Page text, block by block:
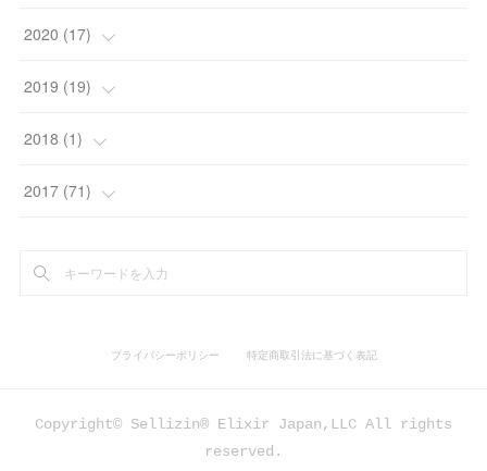
2)
(3)
4)
(3)
( 4)
(2
(1)
(4)
(4
4)
(3)
(2)
(1
(2)
2020 (17)
(2)
(4
(2)
2019 (19)
(4
(1)
)
2018 (1)
(1)
2017 (71)
プライバシーポリシー 特定商取引法に基づく表記
Copyright© Sellizin® Elixir Japan,LLC All rights
reserved.